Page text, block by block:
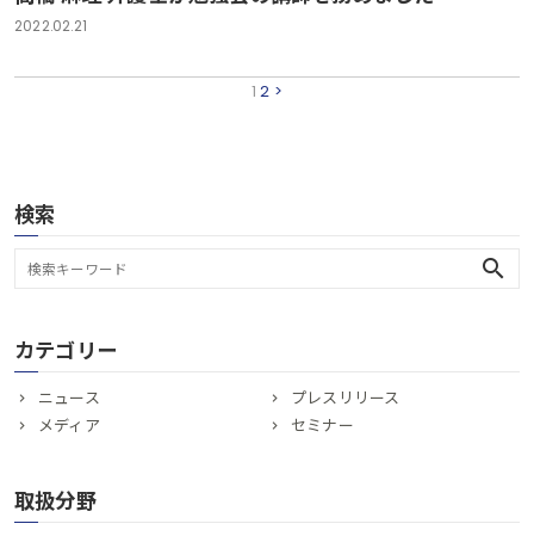
2022.02.21
1 2 >
検索
search
カテゴリー
ニュース
プレスリリース
メディア
セミナー
取扱分野